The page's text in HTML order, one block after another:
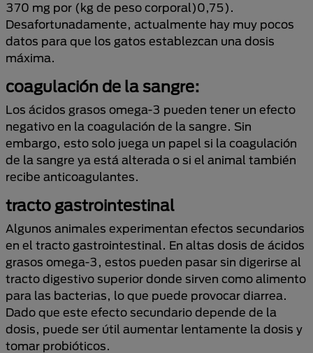
370 mg por (kg de peso corporal)0,75).
Desafortunadamente, actualmente hay muy pocos
datos para que los gatos establezcan una dosis
máxima.
coagulación de la sangre:
Los ácidos grasos omega-3 pueden tener un efecto
negativo en la coagulación de la sangre. Sin
embargo, esto solo juega un papel si la coagulación
de la sangre ya está alterada o si el animal también
recibe anticoagulantes.
tracto gastrointestinal
Algunos animales experimentan efectos secundarios
en el tracto gastrointestinal. En altas dosis de ácidos
grasos omega-3, estos pueden pasar sin digerirse al
tracto digestivo superior donde sirven como alimento
para las bacterias, lo que puede provocar diarrea.
Dado que este efecto secundario depende de la
dosis, puede ser útil aumentar lentamente la dosis y
tomar probióticos.